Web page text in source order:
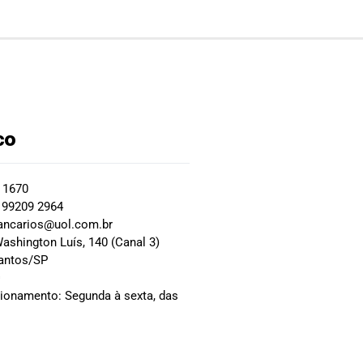
2964
Luís, 140 (Canal 3)
SP
Segunda à sexta, das